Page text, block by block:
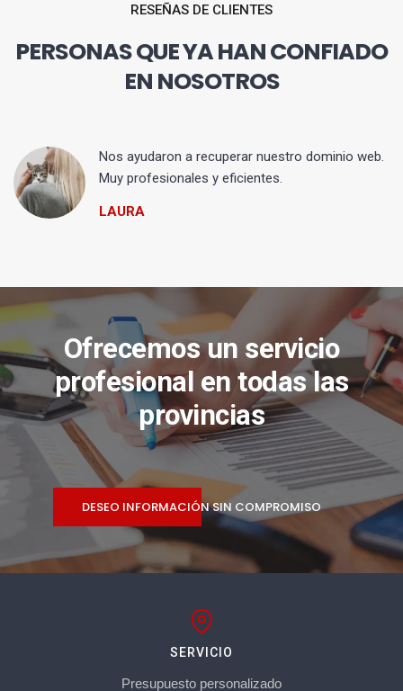
RESEÑAS DE CLIENTES
PERSONAS QUE YA HAN CONFIADO
EN NOSOTROS
Nos ayudaron a recuperar nuestro dominio web.
Muy profesionales y eficientes.
LAURA
Ofrecemos un servicio
profesional en todas las
provincias
DESEO INFORMACIÓN SIN COMPROMISO
SERVICIO
Presupuesto personalizado